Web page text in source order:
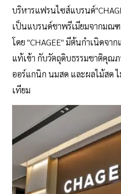
บริหารแฟรนไซส์แบรนด์
เป็นแบรนด์ชาพรีเมียมจากมณ
โดย "CHAGEE" มีต้นกำเนิดจา
แท้เข้า กับวัตถุดิบธรรมชาติคุณ
ออร์แกนิก นมสด และผลไม้สด ไ
เทียม